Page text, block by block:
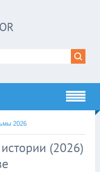
2026
(2026)
нажмите на